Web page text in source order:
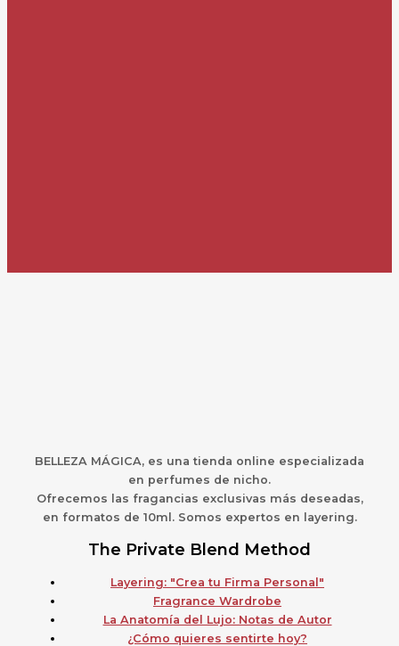
BELLEZA MÁGICA, es una tienda online especializada
en perfumes de nicho.
Ofrecemos las fragancias exclusivas más deseadas,
en formatos de 10ml. Somos expertos en layering.
The Private Blend Method
Layering: "Crea tu Firma Personal"
Fragrance Wardrobe
La Anatomía del Lujo: Notas de Autor
¿Cómo quieres sentirte hoy?